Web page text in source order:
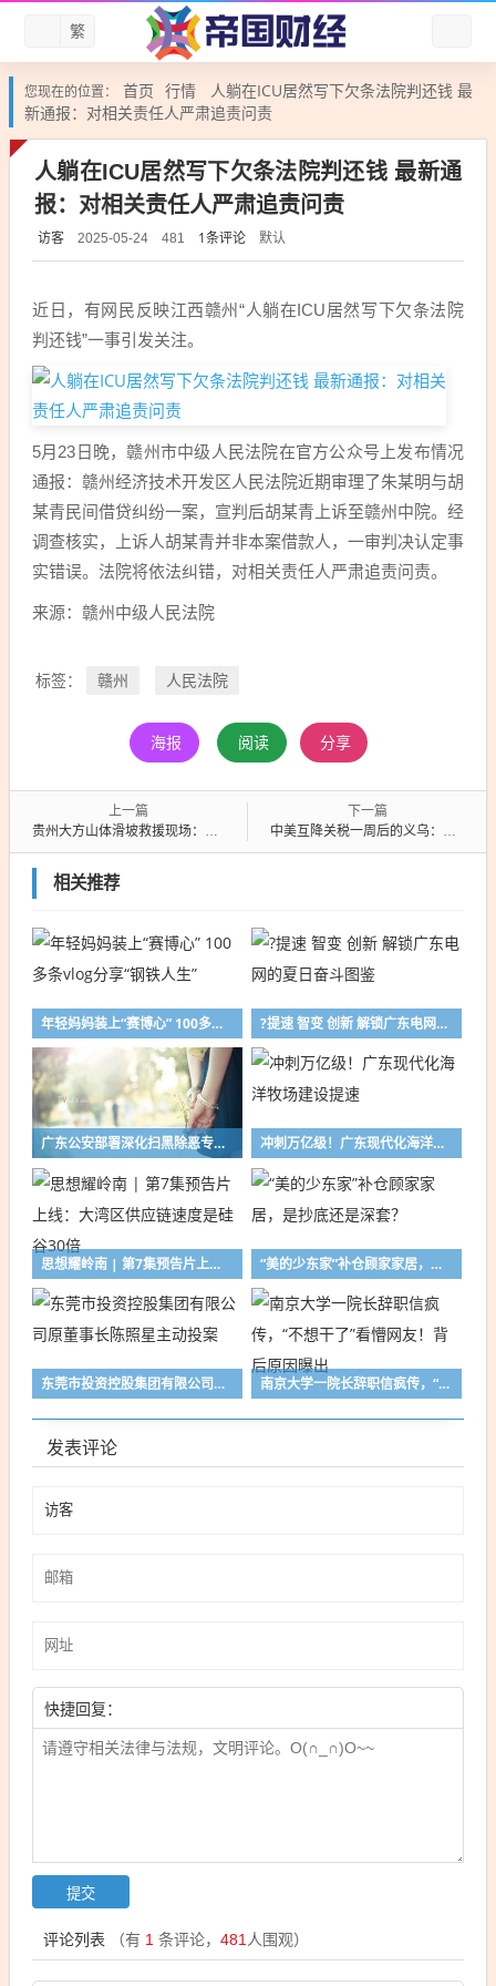
繁
您现在的位置： 首页 行情
人躺在ICU居然写下欠条法院判还钱 最
新通报：对相关责任人严肃追责问责
人躺在ICU居然写下欠条法院判还钱 最新通
报：对相关责任人严肃追责问责
访客 2025-05-24 481 1条评论 默认
近日，有网民反映江西赣州“人躺在ICU居然写下欠条法院
判还钱”一事引发关注。
5月23日晚，赣州市中级人民法院在官方公众号上发布情况
通报：赣州经济技术开发区人民法院近期审理了朱某明与胡
某青民间借贷纠纷一案，宣判后胡某青上诉至赣州中院。经
调查核实，上诉人胡某青并非本案借款人，一审判决认定事
实错误。法院将依法纠错，对相关责任人严肃追责问责。
来源：赣州中级人民法院
标签： 赣州 人民法院
海报 阅读 分享
上一篇
贵州大方山体滑坡救援现场：重型装备已进入 全力搜救被困人员
下一篇
中美互降关税一周后的义乌：有商家通宵赶工，有商家咨询量增加，有商家仍在等机会
相关推荐
年轻妈妈装上“赛博心” 100多条vlog分享“钢铁人生” ?提速 智变 创新 解锁广东电网的夏日奋斗图鉴
广东公安部署深化扫黑除恶专项斗争，欢迎群众提供线索 冲刺万亿级！广东现代化海洋牧场建设提速
思想耀岭南 | 第7集预告片上线：大湾区供应链速度是硅谷30倍 “美的少东家”补仓顾家家居，是抄底还是深套？
东莞市投资控股集团有限公司原董事长陈照星主动投案 南京大学一院长辞职信疯传，“不想干了”看懵网友！背后原因曝出
发表评论
快捷回复：
评论列表 （有 1 条评论， 481人围观）